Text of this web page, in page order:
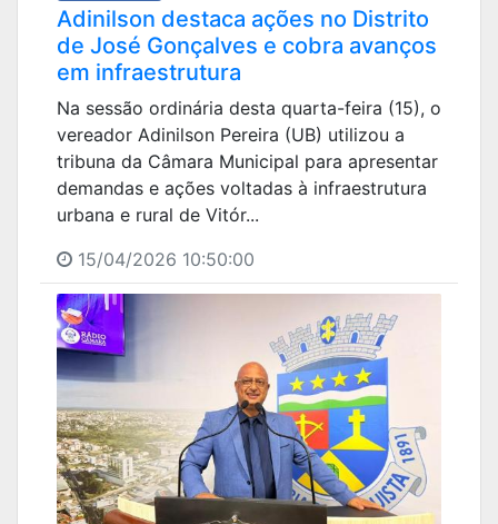
Adinilson destaca ações no Distrito
de José Gonçalves e cobra avanços
em infraestrutura
Na sessão ordinária desta quarta-feira (15), o
vereador Adinilson Pereira (UB) utilizou a
tribuna da Câmara Municipal para apresentar
demandas e ações voltadas à infraestrutura
urbana e rural de Vitór...
15/04/2026 10:50:00